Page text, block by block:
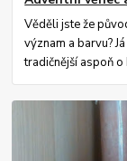
Věděli jste že
význam a barvu?
tradičnější aspoň